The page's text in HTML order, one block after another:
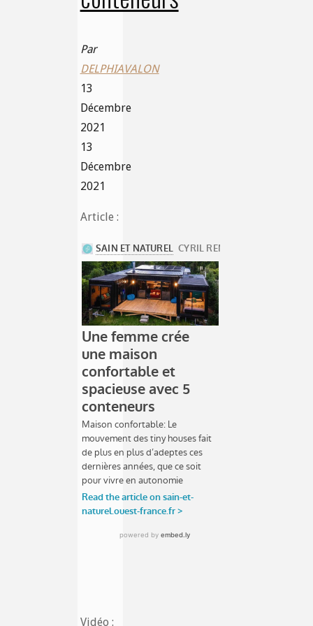
Par
DELPHIAVALON
13
Décembre
2021
13
Décembre
2021
Article :
Vidéo :